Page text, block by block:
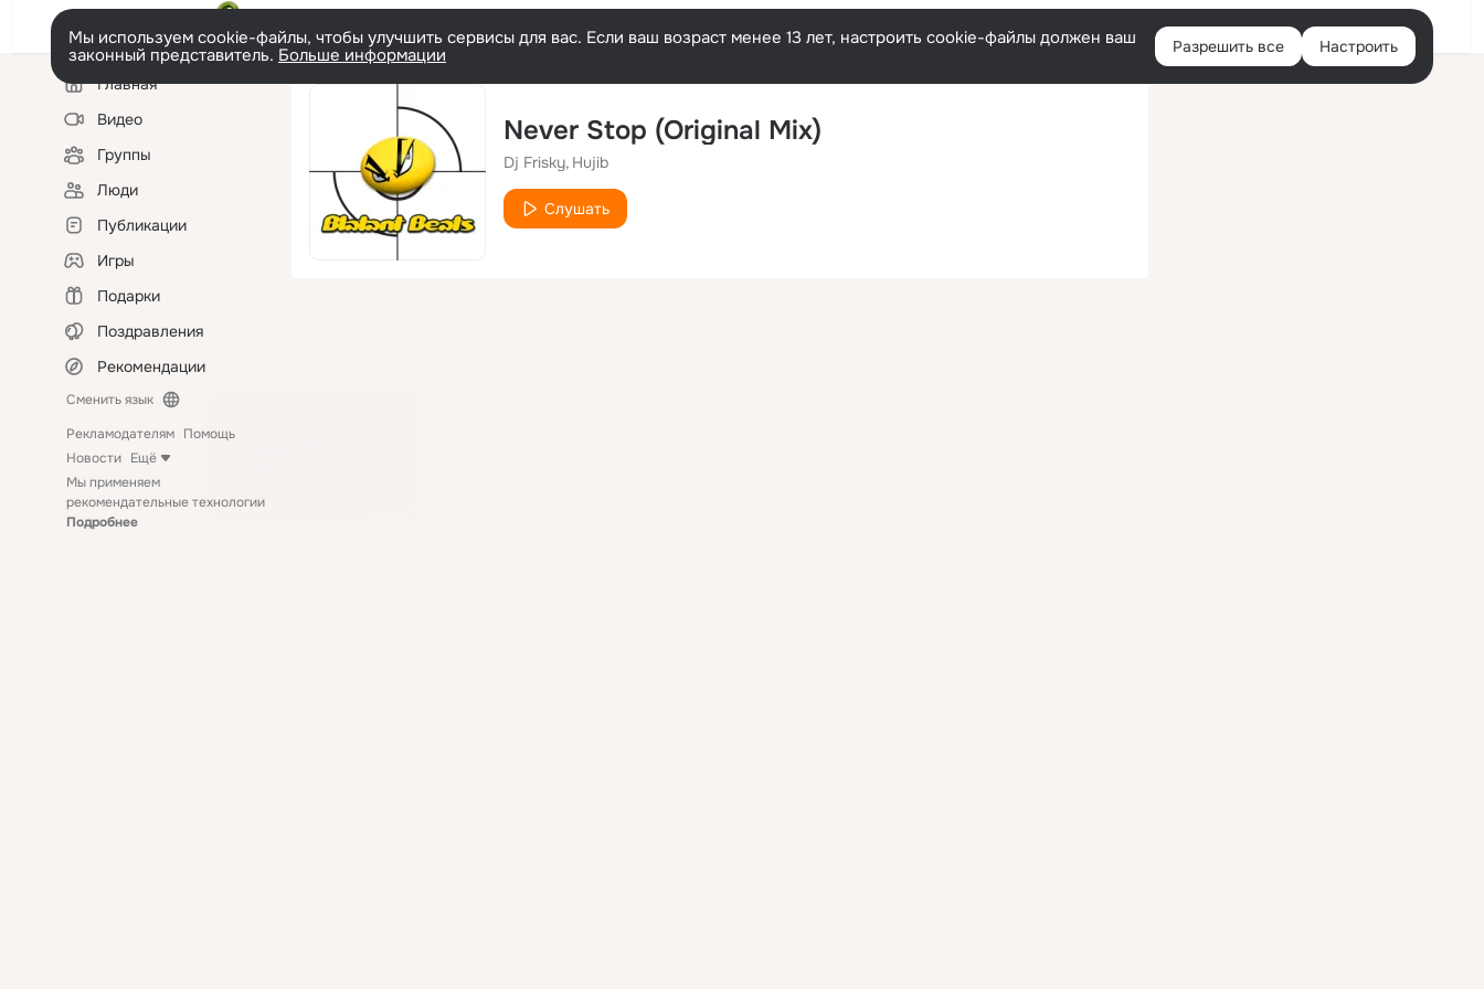
Войти
Мы используем cookie-файлы, чтобы улучшить сервисы для вас. Если ваш возраст менее 13 лет, настроить cookie-файлы должен ваш
законный представитель. Больше информации Разрешить все Настроить
Левая
колонкаГлавная
Видео
Группы
Люди
Публикации
Игры
Подарки
Поздравления
Рекомендации
Сменить язык
Рекламодателям Помощь
Новости Ещё
Мы применяем
рекомендательные технологии
Подробнее
Never Stop (Original Mix)
Dj Frisky Hujib
Слушать